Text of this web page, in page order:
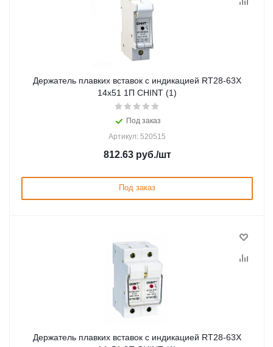
Держатель плавких вставок с индикацией RT28-63X
14х51 1П CHINT (1)
Под заказ
Артикул: 520515
812.63руб./шт
Под заказ
Держатель плавких вставок с индикацией RT28-63X